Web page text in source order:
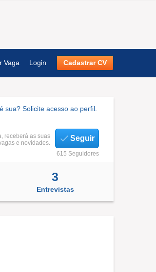
Vaga Login Cadastrar CV
sua? Solicite acesso ao perfil.
receberá as suas
e novidades.
Seguir
615 Seguidores
3
Entrevistas